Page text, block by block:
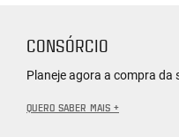
CONSÓRCIO
Planeje agora a compra da
QUERO SABER MAIS +